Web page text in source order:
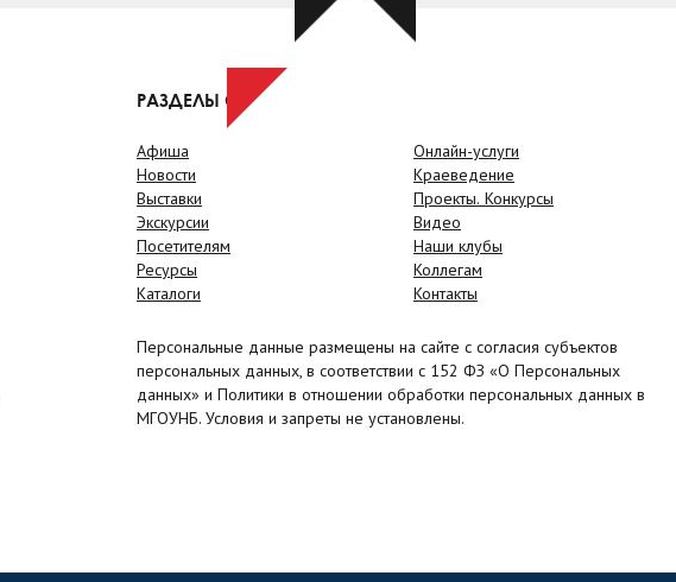
РАЗДЕЛЫ САЙТА
Афиша
Новости
Выставки
Экскурсии
Посетителям
Ресурсы
Каталоги
Онлайн-услуги
Краеведение
Проекты. Конкурсы
Видео
Наши клубы
Коллегам
Контакты
Персональные данные размещены на сайте с согласия субъектов
персональных данных, в соответствии с 152 ФЗ «О Персональных
данных» и Политики в отношении обработки персональных данных в
МГОУНБ. Условия и запреты не установлены.